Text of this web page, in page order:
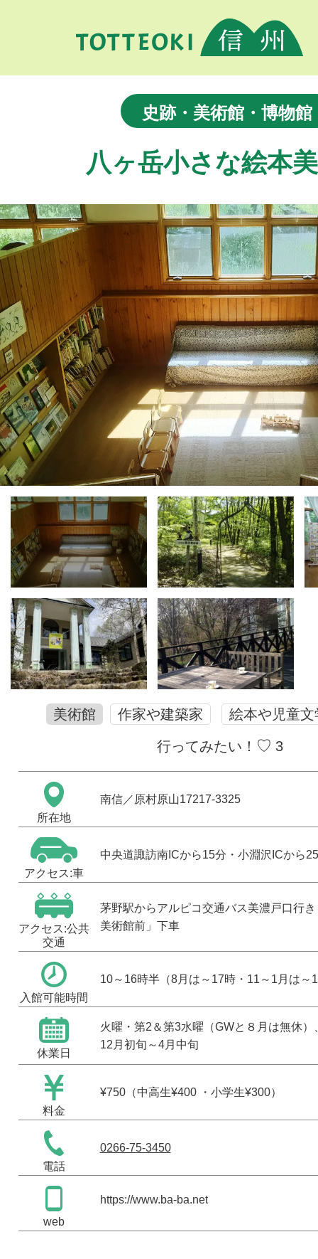
史跡・美術館・博物館
八ヶ岳小さな絵本
美術館 作家や建築家 絵本や児童文
行ってみたい！ ♡ 3
所在地
南信／原村原山17217-3325
アクセス:車
中央道諏訪南ICから15分・小淵沢ICから
アクセス:公共
交通
茅野駅からアルピコ交通バス美濃戸口行
美術館前」下車
入館可能時間
10～16時半（8月は～17時・11～1月は～
休業日
火曜・第2＆第3水曜（GWと８月は無休
12月初旬～4月中旬
料金
¥750（中高生¥400 ・小学生¥300）
電話
0266-75-3450
web
https://www.ba-ba.net